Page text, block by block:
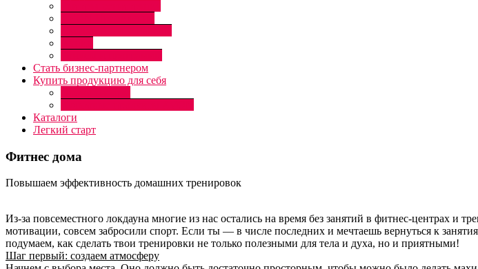
Стать бизнес-партнером
Купить продукцию для себя
Каталоги
Легкий старт
Фитнес дома
Повышаем эффективность домашних тренировок
Из-за повсеместного локдауна многие из нас остались на время без занятий в фитнес-центрах
мотивации, совсем забросили спорт. Если ты — в числе последних и мечтаешь вернуться к
подумаем, как сделать твои тренировки не только полезными для тела и духа, но и приятными!
Шаг первый: создаем атмосферу